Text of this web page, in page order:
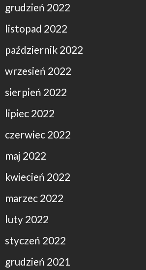
grudzień 2022
listopad 2022
październik 2022
wrzesień 2022
sierpień 2022
lipiec 2022
czerwiec 2022
maj 2022
kwiecień 2022
marzec 2022
luty 2022
styczeń 2022
grudzień 2021